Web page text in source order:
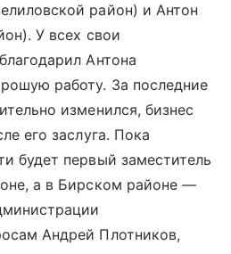
район) и Антон
У всех свои
Антона
работу. За последние
изменился, бизнес
его заслуга. Пока
будет первый заместитель
а в Бирском районе —
Андрей Плотников,